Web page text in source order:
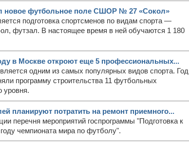
новое футбольное поле СШОР № 27 «Сокол»
подготовка спортсменов по видам спорта —
футзал. В настоящее время в ней обучаются 1 180
в Москве откроют еще 5 профессиональных...
одним из самых популярных видов спорта. Год
программу строительства 11 футбольных
уровня.
планируют потратить на ремонт приемного...
перечня мероприятий госпрограммы "Подготовка к
чемпионата мира по футболу".